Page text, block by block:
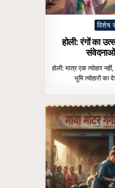
विशेष
होली: रंगों का
होली: मात्र एक त्योहार
भूमि त्योहारों